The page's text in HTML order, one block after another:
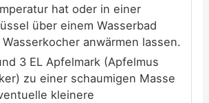
hat oder in einer
über einem Wasserbad
anwärmen lassen.
3 EL Apfelmark (Apfelmus
zu einer schaumigen Masse
kleinere